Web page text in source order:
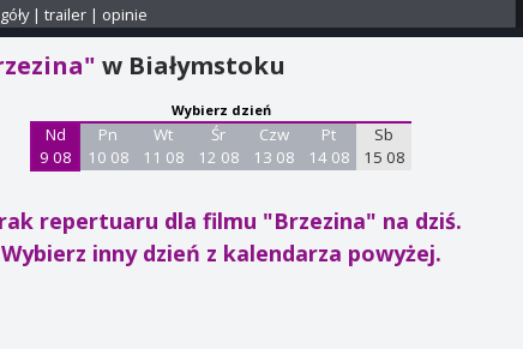
| trailer| opinie
w Białymstoku
Wybierz dzień
Nd
9 08
Pn
10 08
Wt
11 08
Śr
12 08
Czw
13 08
Pt
14 08
Sb
15 08
repertuaru dla filmu "Brzezina" na dziś.
Wybierz inny dzień z kalendarza powyżej.